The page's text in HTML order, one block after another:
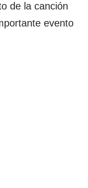
de la canción
evento